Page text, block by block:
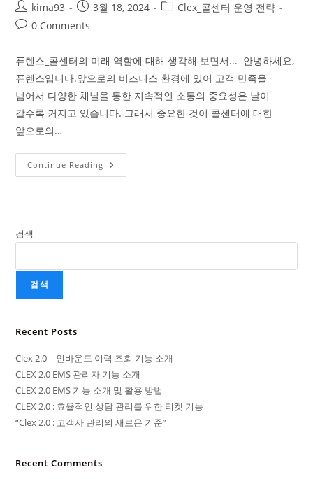
kima93 3월 18, 2024
Clex_콜센터 운영 전략
0 Comments
퓨렌스_콜센터의 미래 역할에 대해 생각해 보면서... 안녕하세요,
퓨렌스입니다.앞으로의 비즈니스 환경에 있어 고객 만족을
넘어서 다양한 채널을 통한 지속적인 소통의 중요성은 날이
갈수록 커지고 있습니다. 그래서 중요한 것이 콜센터에 대한
앞으로의…
Continue Reading
검색
검색
Recent Posts
Clex 2.0 – 인바운드 이력 조회 기능 소개
CLEX 2.0 EMS 관리자 기능 소개
CLEX 2.0 EMS 기능 소개 및 활용 방법
CLEX 2.0 : 효율적인 상담 관리를 위한 티켓 기능
“Clex 2.0 : 고객사 관리의 새로운 기준”
Recent Comments